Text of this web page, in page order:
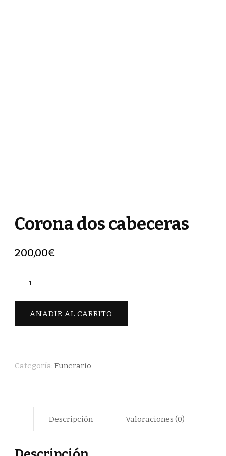
Corona dos cabeceras
200,00€
AÑADIR AL CARRITO
Categoría: Funerario
Descripción Valoraciones (0)